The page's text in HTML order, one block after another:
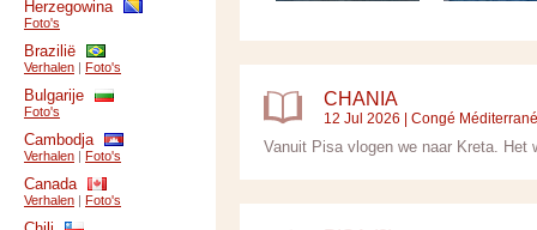
CHANIA
12 Jul 2026 | Congé
Vanuit Pisa vlogen we naar Kreta. Het
Herzegowina
Foto's
Brazilië
Verhalen | Foto's
Bulgarije
Foto's
Cambodja
Verhalen | Foto's
Canada
Verhalen | Foto's